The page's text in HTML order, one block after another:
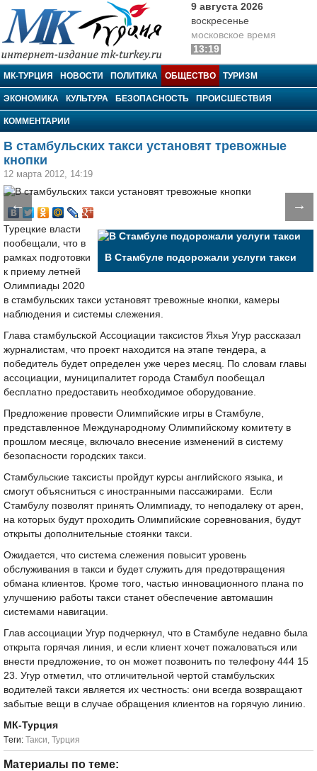
МК-Турция
9 августа 2026
воскресенье
московское время
13:19
МК-ТУРЦИЯ НОВОСТИ ПОЛИТИКА ОБЩЕСТВО ТУРИЗМ
ЭКОНОМИКА КУЛЬТУРА БЕЗОПАСНОСТЬ ПРОИСШЕСТВИЯ
КОММЕНТАРИИ
В стамбульских такси установят тревожные
кнопки
12 марта 2012, 14:19
← →
В Стамбуле подорожали услуги такси
Турецкие власти
пообещали, что в
рамках подготовки
к приему летней
Олимпиады 2020
в стамбульских такси установят тревожные кнопки, камеры
наблюдения и системы слежения.
Глава стамбульской Ассоциации таксистов Яхья Угур рассказал
журналистам, что проект находится на этапе тендера, а
победитель будет определен уже через месяц. По словам главы
ассоциации, муниципалитет города Стамбул пообещал
бесплатно предоставить необходимое оборудование.
Предложение провести Олимпийские игры в Стамбуле,
представленное Международному Олимпийскому комитету в
прошлом месяце, включало внесение изменений в систему
безопасности городских такси.
Стамбульские таксисты пройдут курсы английского языка, и
смогут объясниться с иностранными пассажирами. Если
Стамбулу позволят принять Олимпиаду, то неподалеку от арен,
на которых будут проходить Олимпийские соревнования, будут
открыты дополнительные стоянки такси.
Ожидается, что система слежения повысит уровень
обслуживания в такси и будет служить для предотвращения
обмана клиентов. Кроме того, частью инновационного плана по
улучшению работы такси станет обеспечение автомашин
системами навигации.
Глав ассоциации Угур подчеркнул, что в Стамбуле недавно была
открыта горячая линия, и если клиент хочет пожаловаться или
внести предложение, то он может позвонить по телефону 444 15
23. Угур отметил, что отличительной чертой стамбульских
водителей такси является их честность: они всегда возвращают
забытые вещи в случае обращения клиентов на горячую линию.
МК-Турция
Tеги: Такси, Турция
Материалы по теме: